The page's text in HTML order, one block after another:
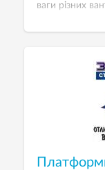
ваги різних
тензодатчики
A12E
акумулятора.